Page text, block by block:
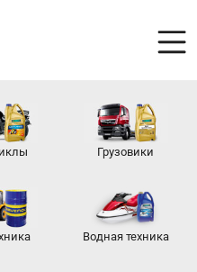
Грузовики
Водная техника